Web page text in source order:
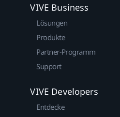
VIVE Business
Lösungen
Produkte
Partner-Programm
Support
VIVE Developers
Entdecke